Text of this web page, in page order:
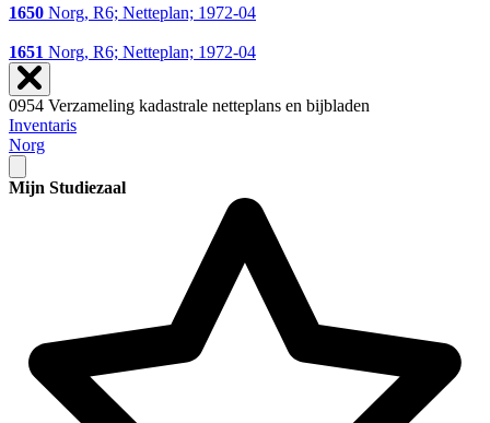
1650 Norg, R6; Netteplan; 1972-04
1651 Norg, R6; Netteplan; 1972-04
0954 Verzameling kadastrale netteplans en bijbladen
Inventaris
Norg
Mijn Studiezaal